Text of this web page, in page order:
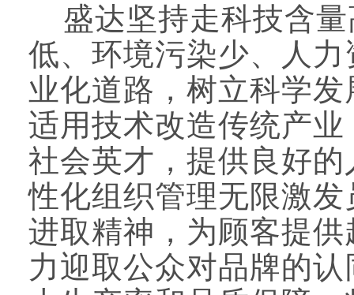
盛达坚持走科技含量
低、环境污染少、人
业化道路，树立科学
适用技术改造传统产
社会英才，提供良好
性化组织管理无限激
进取精神，为顾客提
力迎取公众对品牌的